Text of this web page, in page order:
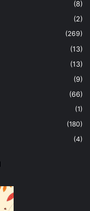
(8)
(2)
(269)
(13)
(13)
(9)
(66)
(1)
(180)
(4)